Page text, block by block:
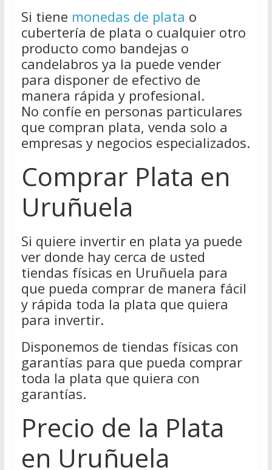
Si tiene monedas de plata o
cubertería de plata o cualquier otro
producto como bandejas o
candelabros ya la puede vender
para disponer de efectivo de
manera rápida y profesional.
No confíe en personas particulares
que compran plata, venda solo a
empresas y negocios especializados.
Comprar Plata en
Uruñuela
Si quiere invertir en plata ya puede
ver donde hay cerca de usted
tiendas físicas en Uruñuela para
que pueda comprar de manera fácil
y rápida toda la plata que quiera
para invertir.
Disponemos de tiendas físicas con
garantías para que pueda comprar
toda la plata que quiera con
garantías.
Precio de la Plata
en Uruñuela